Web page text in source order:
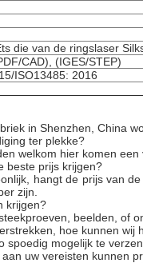
die van de ringslaser
CAD), (IGES/STEP)
ISO13485: 2016
in Shenzhen, China
ter plekke?
welkom hier komen een
beste prijs krijgen?
hangt de prijs van
zijn.
krijgen?
beelden, of
hoe kunnen wij
spoedig mogelijk te
uw vereisten kunnen